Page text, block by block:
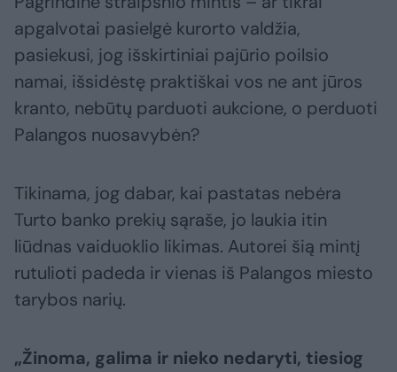
apgalvotai pasielgė kurorto valdžia,
pasiekusi, jog išskirtiniai pajūrio poilsio
namai, išsidėstę praktiškai vos ne ant jūros
kranto, nebūtų parduoti aukcione, o perduoti
Palangos nuosavybėn?
Tikinama, jog dabar, kai pastatas nebėra
Turto banko prekių sąraše, jo laukia itin
liūdnas vaiduoklio likimas. Autorei šią mintį
rutulioti padeda ir vienas iš Palangos miesto
tarybos narių.
„Žinoma, galima ir nieko nedaryti, tiesiog